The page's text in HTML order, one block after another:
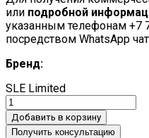
или подробной
указанным телефонам +7
посредством WhatsApp
Бренд:
SLE Limited
Добавить в корзину
Получить консультацию